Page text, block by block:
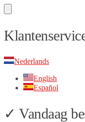
Skip
to
Skip
to
Nederlands
English
Español
✓ Vandaag